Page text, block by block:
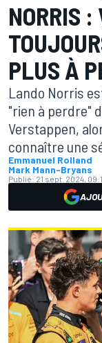
NORRIS
PLUS À
Lando Norris
"rien à perdre"
Verstappen,
connaître une
Emmanuel Rolland
Mark Mann-Bryans
Publié: 21 sept. 2024,